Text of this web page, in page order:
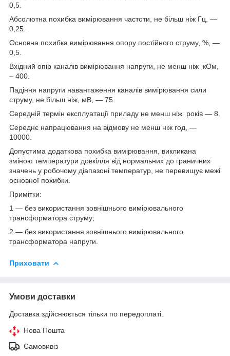
0,5.
Абсолютна похибка вимірювання частоти, не більш ніж Гц, —
0,25.
Основна похибка вимірювання опору постійного струму, %, —
0,5.
Вхідний опір каналів вимірювання напруги, не менш ніж кОм,
– 400.
Падіння напруги навантаження каналів вимірювання сили
струму, не більш ніж, мВ, — 75.
Середній термін експлуатації приладу не менш ніж років — 8.
Середнє напрацювання на відмову не менш ніж год, —
10000.
Допустима додаткова похибка вимірювання, викликана
зміною температури довкілля від нормальних до граничних
значень у робочому діапазоні температур, не перевищує межі
основної похибки.
Примітки:
1 — без використання зовнішнього вимірювального
трансформатора струму;
2 — без використання зовнішнього вимірювального
трансформатора напруги.
Приховати
Умови доставки
Доставка здійснюється тільки по передоплаті.
Нова Пошта
Самовивіз